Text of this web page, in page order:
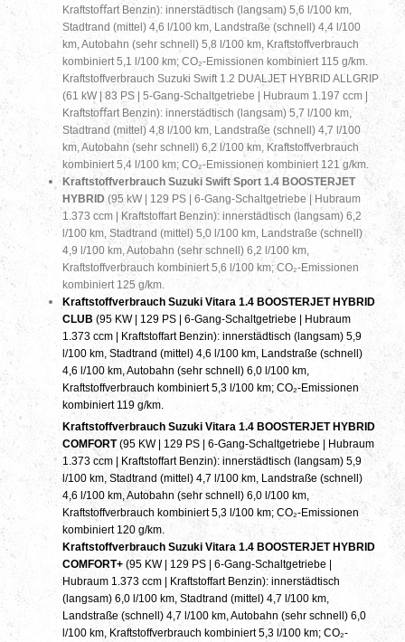
Kraftstoﬀart Benzin): innerstädtisch (langsam) 5,6 l/100 km,
Stadtrand (mittel) 4,6 l/100 km, Landstraße (schnell) 4,4 l/100
km, Autobahn (sehr schnell) 5,8 l/100 km, Kraftstoffverbrauch
kombiniert 5,1 l/100 km; CO₂-Emissionen kombiniert 115 g/km.
Kraftstoffverbrauch Suzuki Swift 1.2 DUALJET HYBRID ALLGRIP
(61 kW | 83 PS | 5-Gang-Schaltgetriebe | Hubraum 1.197 ccm |
Kraftstoﬀart Benzin): innerstädtisch (langsam) 5,7 l/100 km,
Stadtrand (mittel) 4,8 l/100 km, Landstraße (schnell) 4,7 l/100
km, Autobahn (sehr schnell) 6,2 l/100 km, Kraftstoffverbrauch
kombiniert 5,4 l/100 km; CO₂-Emissionen kombiniert 121 g/km.
Kraftstoffverbrauch Suzuki Swift Sport 1.4 BOOSTERJET
HYBRID (95 kW | 129 PS | 6-Gang-Schaltgetriebe | Hubraum
1.373 ccm | Kraftstoffart Benzin): innerstädtisch (langsam) 6,2
l/100 km, Stadtrand (mittel) 5,0 l/100 km, Landstraße (schnell)
4,9 l/100 km, Autobahn (sehr schnell) 6,2 l/100 km,
Kraftstoffverbrauch kombiniert 5,6 l/100 km; CO₂-Emissionen
kombiniert 125 g/km.
Kraftstoffverbrauch Suzuki Vitara 1.4 BOOSTERJET HYBRID
CLUB (95 KW | 129 PS | 6-Gang-Schaltgetriebe | Hubraum
1.373 ccm | Kraftstoffart Benzin): innerstädtisch (langsam) 5,9
l/100 km, Stadtrand (mittel) 4,6 l/100 km, Landstraße (schnell)
4,6 l/100 km, Autobahn (sehr schnell) 6,0 l/100 km,
Kraftstoffverbrauch kombiniert 5,3 l/100 km; CO₂-Emissionen
kombiniert 119 g/km.
Kraftstoffverbrauch Suzuki Vitara 1.4 BOOSTERJET HYBRID
COMFORT (95 KW | 129 PS | 6-Gang-Schaltgetriebe | Hubraum
1.373 ccm | Kraftstoffart Benzin): innerstädtisch (langsam) 5,9
l/100 km, Stadtrand (mittel) 4,7 l/100 km, Landstraße (schnell)
4,6 l/100 km, Autobahn (sehr schnell) 6,0 l/100 km,
Kraftstoffverbrauch kombiniert 5,3 l/100 km; CO₂-Emissionen
kombiniert 120 g/km.
Kraftstoffverbrauch Suzuki Vitara 1.4 BOOSTERJET HYBRID
COMFORT+ (95 KW | 129 PS | 6-Gang-Schaltgetriebe |
Hubraum 1.373 ccm | Kraftstoffart Benzin): innerstädtisch
(langsam) 6,0 l/100 km, Stadtrand (mittel) 4,7 l/100 km,
Landstraße (schnell) 4,7 l/100 km, Autobahn (sehr schnell) 6,0
l/100 km, Kraftstoffverbrauch kombiniert 5,3 l/100 km; CO₂-